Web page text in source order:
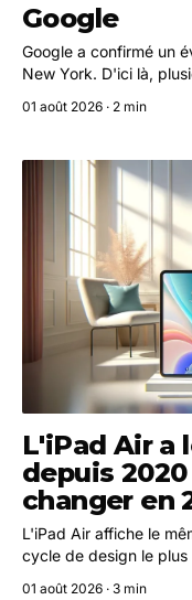
Google
Google a confirmé un
New York. D'ici là,
lumineuses et hausses
01 août 2026 · 2 min
L'iPad Air a
depuis
changer en
L'iPad Air affiche le
cycle de design le
01 août 2026 · 3 min